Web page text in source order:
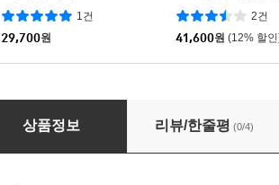
1건
29,700원
레이
2건
41,600원 (12% 할
인간 캐산 TV 시리즈 (초회 한정판 3Disc) :
상품정보 리뷰/한줄평 (0/4)